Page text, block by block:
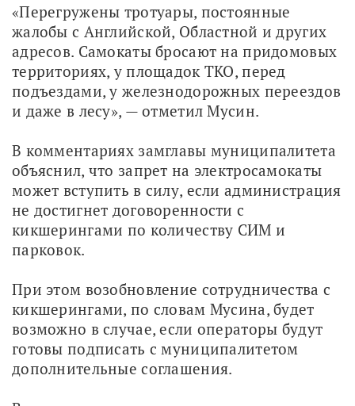
«Перегружены тротуары, постоянные
жалобы с Английской, Областной и других
адресов. Самокаты бросают на придомовых
территориях, у площадок ТКО, перед
подъездами, у железнодорожных переездов
и даже в лесу», — отметил Мусин.
В комментариях замглавы муниципалитета
объяснил, что запрет на электросамокаты
может вступить в силу, если администрация
не достигнет договоренности с
кикшерингами по количеству СИМ и
парковок.
При этом возобновление сотрудничества с
кикшерингами, по словам Мусина, будет
возможно в случае, если операторы будут
готовы подписать с муниципалитетом
дополнительные соглашения.